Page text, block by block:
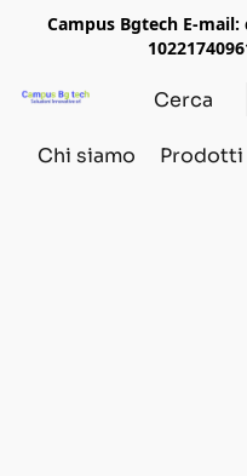
Campus Bgtech E-
Chi siamo Prodotti